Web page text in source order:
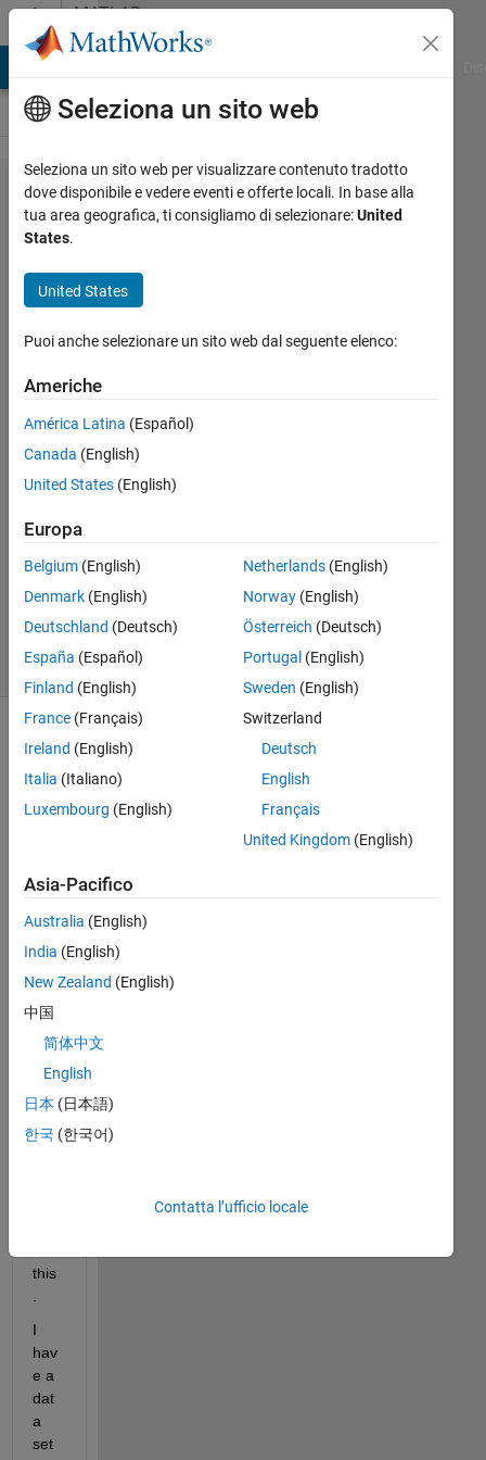
Vai al contenutoMATLAB
Answers
data
replace
NaN
Binu
2 Giu
2021
1
Risposta
accettata
Aggiornato
3 Giu 2021
3
(30 giorni)
Hi ,
I
thin
k
is
sim
ple,
I
am
this
I
hav
e a
dat
a
set
Seleziona un sito web
Seleziona un sito web per visualizzare contenuto tradotto
dove disponibile e vedere eventi e offerte locali. In base alla
tua area geografica, ti consigliamo di selezionare:United
States.
United States
Puoi anche selezionare un sito web dal seguente elenco:
Americhe
América Latina (Español)
Canada (English)
United States (English)
Europa
Belgium (English)
Denmark (English)
Deutschland (Deutsch)
España (Español)
Finland (English)
France (Français)
Ireland (English)
Italia (Italiano)
Luxembourg (English)
Netherlands(English)
Norway(English)
Österreich (Deutsch)
Portugal (English)
Sweden (English)
Switzerland
Deutsch
English
Français
United Kingdom(English)
Asia-Pacifico
Australia (English)
India (English)
New Zealand (English)
中国
简体中文
English
日本 (日本語)
한국 (한국어)
Contatta l’ufficio locale